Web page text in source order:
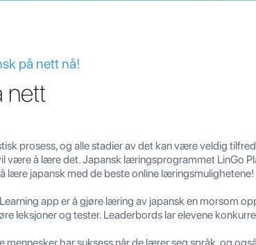
på nett nå!
nett
prosess, og alle stadier av det kan være veldig
være å lære det. Japansk læringsprogrammet LinGo
lære japansk med de beste online læringsmulighetene!
app er å gjøre læring av japansk en morsom
leksjoner og tester. Leaderbords lar elevene
har suksess når de lærer seg språk, og